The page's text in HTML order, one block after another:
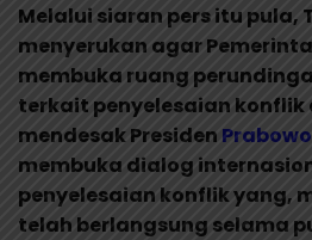
Melalui siaran pers itu pula,
menyerukan agar
membuka ruang
terkait penyelesaian konflik
mendesak Presiden
membuka dialog
penyelesaian konflik yang,
telah berlangsung selama